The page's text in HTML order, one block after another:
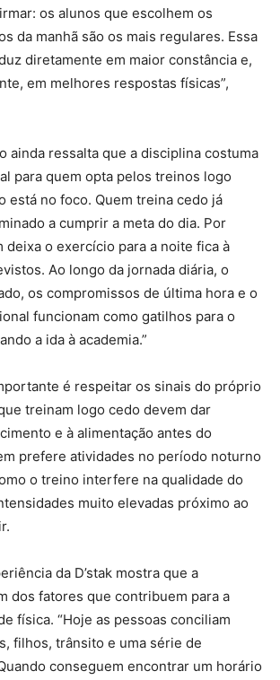
os alunos que escolhem os
da manhã são os mais regulares. Essa
diretamente em maior constância e,
em melhores respostas físicas”,
ainda ressalta que a disciplina costuma
para quem opta pelos treinos logo
está no foco. Quem treina cedo já
a cumprir a meta do dia. Por
deixa o exercício para a noite fica à
Ao longo da jornada diária, o
os compromissos de última hora e o
funcionam como gatilhos para o
a ida à academia.”
é respeitar os sinais do próprio
treinam logo cedo devem dar
e à alimentação antes do
prefere atividades no período noturno
o treino interfere na qualidade do
muito elevadas próximo ao
da D’stak mostra que a
dos fatores que contribuem para a
física. “Hoje as pessoas conciliam
filhos, trânsito e uma série de
conseguem encontrar um horário